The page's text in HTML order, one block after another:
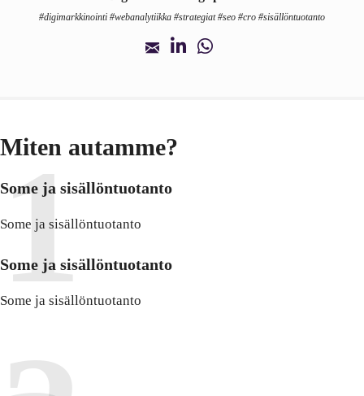
#digimarkkinointi #webanalytiikka #strategiat #seo #cro #sisällöntuotanto
Miten autamme?
Some ja sisällöntuotanto
Some ja sisällöntuotanto
Some ja sisällöntuotanto
Some ja sisällöntuotanto